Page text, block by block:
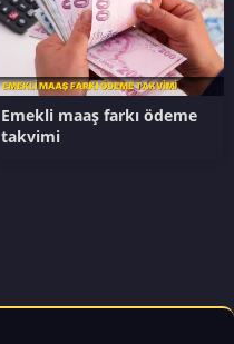
Emekli maaş farkı ödeme
takvimi